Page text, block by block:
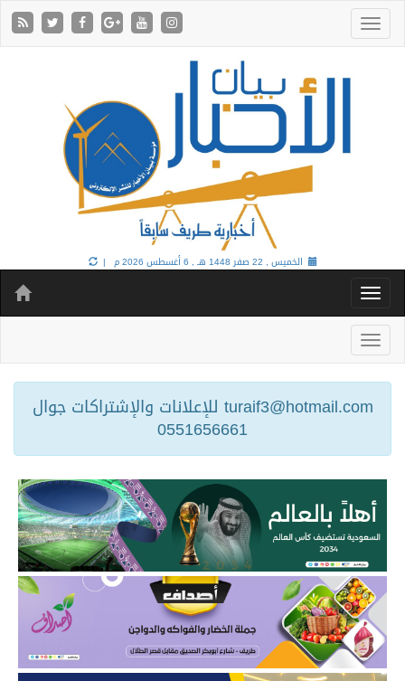
الخميس , 22 صفر 1448 هـ , 6 أغسطس 2026 م |
turaif3@hotmail.com للإعلانات والإشتراكات جوال
0551656661